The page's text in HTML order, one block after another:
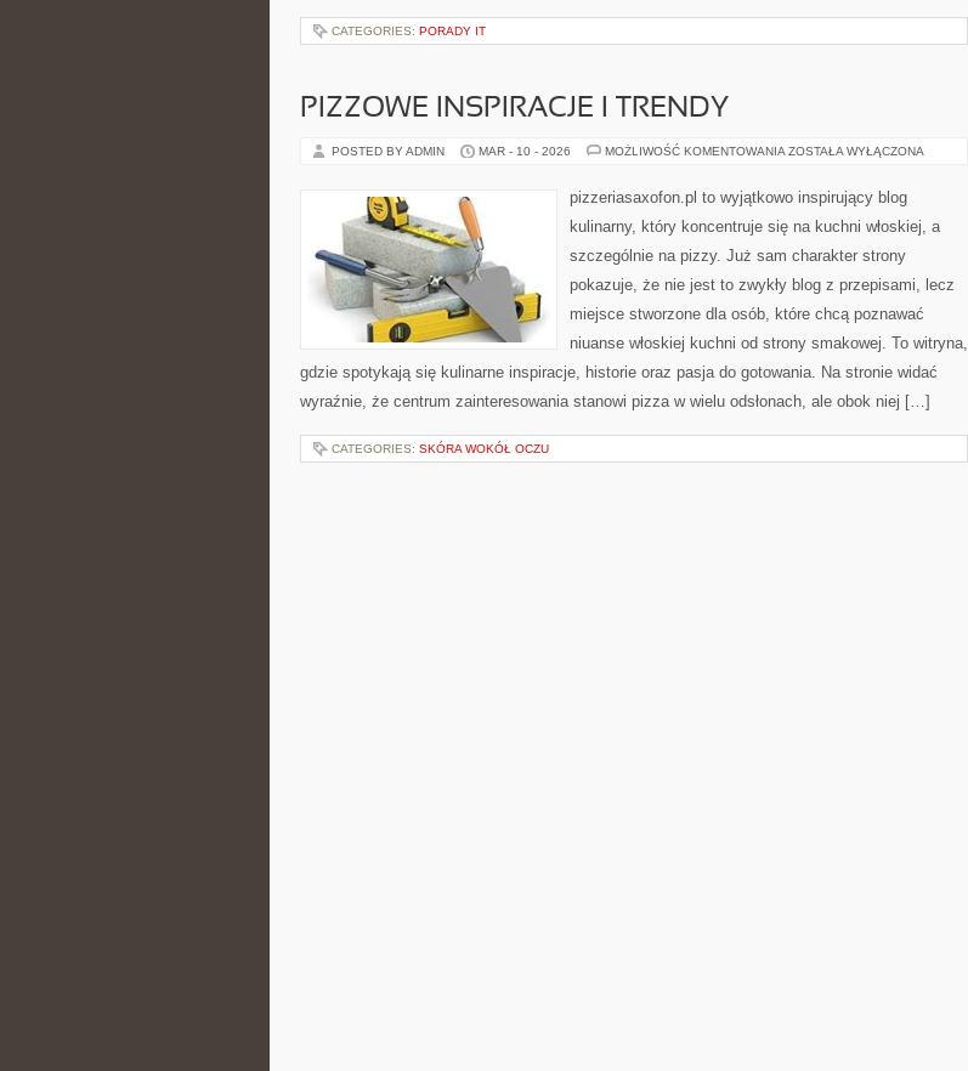
CATEGORIES: PORADY IT
PIZZOWE INSPIRACJE I TRENDY
POSTED BY ADMIN MAR - 10 - 2026 MOŻLIWOŚĆ KOMENTOWANIA PIZZOWE
TRENDY
ZOSTAŁA WYŁĄCZONA
pizzeriasaxofon.pl to wyjątkowo inspirujący blog
kulinarny, który koncentruje się na kuchni włoskiej, a
szczególnie na pizzy. Już sam charakter strony
pokazuje, że nie jest to zwykły blog z przepisami, lecz
miejsce stworzone dla osób, które chcą poznawać
niuanse włoskiej kuchni od strony smakowej. To witryna,
gdzie spotykają się kulinarne inspiracje, historie oraz pasja do gotowania. Na stronie widać
wyraźnie, że centrum zainteresowania stanowi pizza w wielu odsłonach, ale obok niej […]
CATEGORIES: SKÓRA WOKÓŁ OCZU